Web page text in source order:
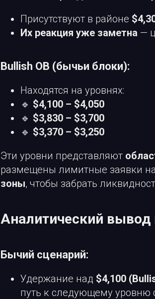
Присутствуют в районе
Их реакция уже заметна —
Bullish OB (бычьи блоки):
Находятся на уровнях:
🔹 $4,100 – $4,050
🔹 $3,830 – $3,700
🔹 $3,370 – $3,250
Эти уровни представляют
размещены лимитные заявки
зоны, чтобы забрать
Аналитический вывод
Бычий сценарий:
Удержание над $4,100
путь к следующему уровню